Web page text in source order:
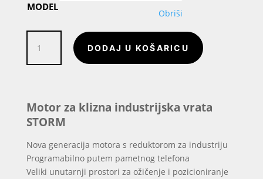
MODEL
Obriši
klizna
STORM
količina
DODAJ U KOŠARICU
Motor za klizna industrijska vrata
STORM
Nova generacija motora s reduktorom za industriju
Programabilno putem pametnog telefona
Veliki unutarnji prostori za ožičenje i pozicioniranje